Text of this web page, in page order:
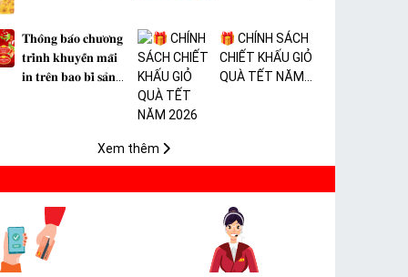
𝐓𝐡𝐨̂𝐧𝐠 𝐛𝐚́𝐨 𝐜𝐡𝐮̛𝐨̛𝐧𝐠
𝐭𝐫𝐢̀𝐧𝐡 𝐤𝐡𝐮𝐲𝐞̂́𝐧 𝐦𝐚̃𝐢
𝐢𝐧 𝐭𝐫𝐞̂𝐧 𝐛𝐚𝐨 𝐛𝐢̀ 𝐬𝐚̉𝐧
🎁 CHÍNH SÁCH
CHIẾT KHẤU GIỎ
QUÀ TẾT NĂM
Xem thêm